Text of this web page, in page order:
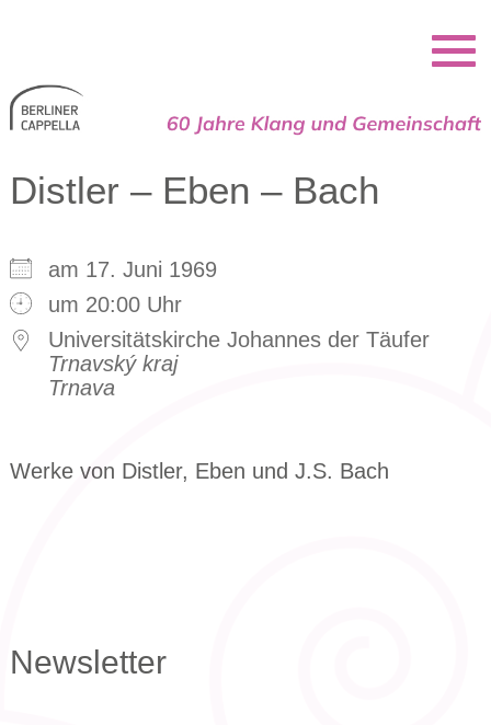
Distler – Eben – Bach
am 17. Juni 1969
um 20:00 Uhr
Universitätskirche Johannes der Täufer
Trnavský kraj
Trnava
Werke von Distler, Eben und J.S. Bach
Newsletter